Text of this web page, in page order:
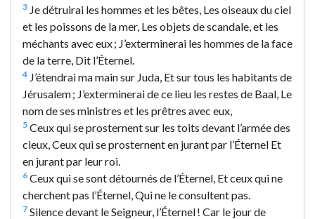
3 Je détruirai les hommes et les bêtes, Les oiseaux du ciel
et les poissons de la mer, Les objets de scandale, et les
méchants avec eux ; J’exterminerai les hommes de la face
de la terre, Dit l’Éternel.
4 J’étendrai ma main sur Juda, Et sur tous les habitants de
Jérusalem ; J’exterminerai de ce lieu les restes de Baal, Le
nom de ses ministres et les prêtres avec eux,
5 Ceux qui se prosternent sur les toits devant l’armée des
cieux, Ceux qui se prosternent en jurant par l’Éternel Et
en jurant par leur roi.
6 Ceux qui se sont détournés de l’Éternel, Et ceux qui ne
cherchent pas l’Éternel, Qui ne le consultent pas.
7 Silence devant le Seigneur, l’Éternel ! Car le jour de